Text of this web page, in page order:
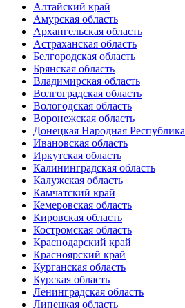
Алтайский край
Амурская область
Архангельская область
Астраханская область
Белгородская область
Брянская область
Владимирская область
Волгоградская область
Вологодская область
Воронежская область
Донецкая Народная Республика
Ивановская область
Иркутская область
Калининградская область
Калужская область
Камчатский край
Кемеровская область
Кировская область
Костромская область
Краснодарский край
Красноярский край
Курганская область
Курская область
Ленинградская область
Липецкая область